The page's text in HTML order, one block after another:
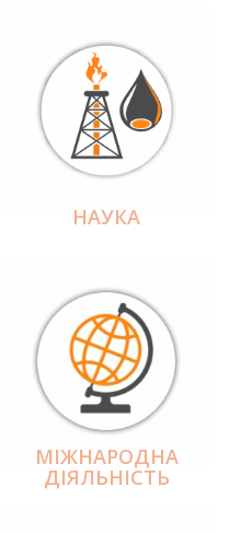
НАУКА
МІЖНАРОДНА
ДІЯЛЬНІCТЬ